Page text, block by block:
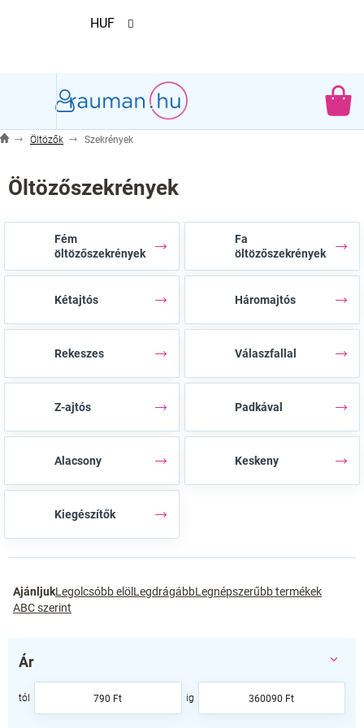
HUF
Öltözők Szekrények
Öltözőszekrények
Fém
öltözőszekrények
Fa
öltözőszekrények
Kétajtós Háromajtós
Rekeszes Válaszfallal
Z-ajtós Padkával
Alacsony Keskeny
Kiegészítők
e
r
k
k
AjánljukLegolcsóbb elöl LegdrágábbLegnépszerűbb termékek
ABC szerint
Ár
790 Ft 360090 Ft